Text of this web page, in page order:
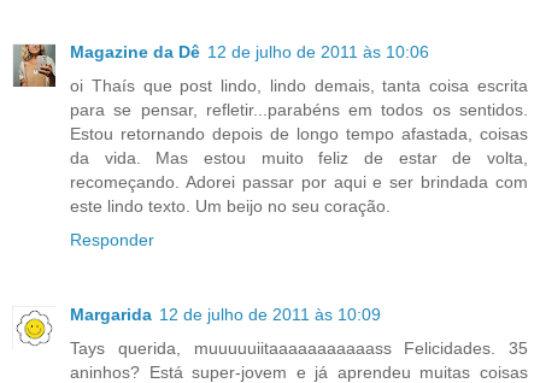
Magazine da Dê 12 de julho de 2011 às 10:06
oi Thaís que post lindo, lindo demais, tanta coisa escrita
para se pensar, refletir...parabéns em todos os sentidos.
Estou retornando depois de longo tempo afastada, coisas
da vida. Mas estou muito feliz de estar de volta,
recomeçando. Adorei passar por aqui e ser brindada com
este lindo texto. Um beijo no seu coração.
Responder
Margarida 12 de julho de 2011 às 10:09
Tays querida, muuuuuiitaaaaaaaaaaass Felicidades. 35
aninhos? Está super-jovem e já aprendeu muitas coisas